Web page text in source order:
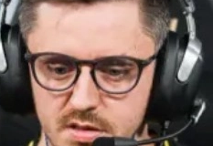
în Lower Bracket: Team
extrem de convingător.